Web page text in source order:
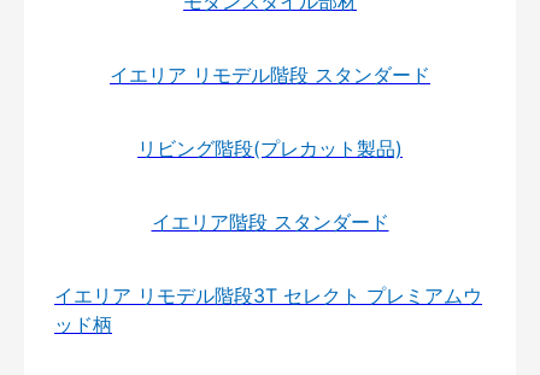
イエリア リモデル階段 スタンダード
リビング階段(プレカット製品)
イエリア階段 スタンダード
イエリア リモデル階段3T セレクト プレミアムウ
ッド柄